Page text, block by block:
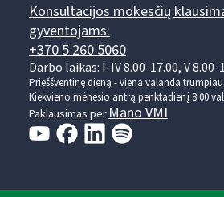
Konsultacijos mokesčių
gyventojams:
+370 5 260 5060
Darbo laikas: I-IV 8.00-17.00, V 8.00-
Prieššventinę dieną - viena valanda trumpiau.
Kiekvieno mėnesio antrą penktadienį 8.00
Paklausimas per Mano VMI